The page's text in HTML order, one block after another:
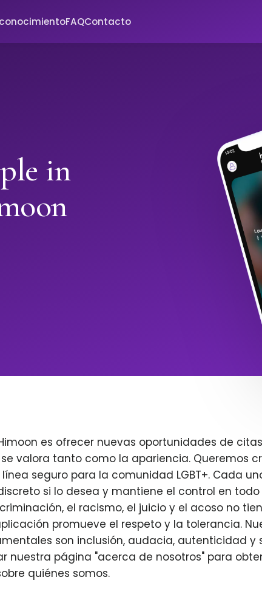
FAQContacto
in
es ofrecer nuevas oportunidades de
valora tanto como la apariencia. Queremos
seguro para la comunidad LGBT+. Cada
si lo desea y mantiene el control en todo
el racismo, el juicio y el acoso no
promueve el respeto y la tolerancia.
son inclusión, audacia, autenticidad y
nuestra página "acerca de nosotros" para
quiénes somos.